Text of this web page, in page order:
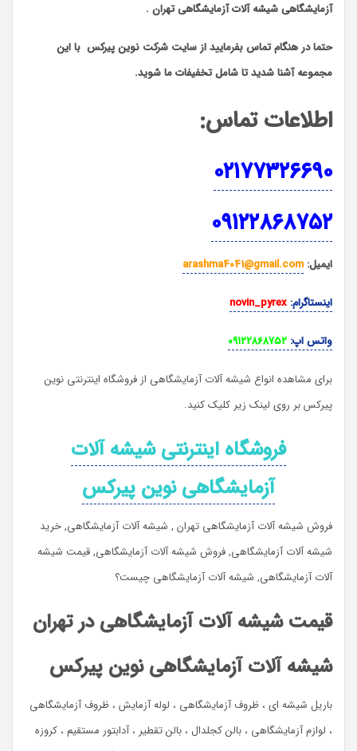
آزمایشگاهی شیشه آلات آزمایشگاهی تهران .
حتما در هنگام تماس بفرمایید از سایت شرکت نوین پیرکس با این
مجموعه آشنا شدید تا شامل تخفیفات ما شوید.
اطلاعات تماس:
۰۲۱۷۷۳۲۶۶۹۰
۰۹۱۲۲۸۶۸۷۵۲
ایمیل:
arashma4041@gmail.com
اینستاگرام:
novin_pyrex
واتس اپ: ۰۹۱۲۲۸۶۸۷۵۲
برای مشاهده انواع شیشه آلات آزمایشگاهی از فروشگاه اینترنتی نوین
پیرکس بر روی لینک زیر کلیک کنید.
فروشگاه اینترنتی شیشه آلات
آزمایشگاهی نوین پیرکس
فروش شیشه آلات آزمایشگاهی تهران , شیشه آلات آزمایشگاهی, خرید
شیشه آلات آزمایشگاهی, فروش شیشه آلات آزمایشگاهی, قیمت شیشه
آلات آزمایشگاهی, شیشه آلات آزمایشگاهی چیست؟
قیمت شیشه آلات آزمایشگاهی در تهران
شیشه آلات آزمایشگاهی نوین پیرکس
باریل شیشه ای ، ظروف آزمایشگاهی ، لوله آزمایش ، ظروف آزمایشگاهی
، لوازم آزمایشگاهی ، بالن کجلدال ، بالن تقطیر ، آدابتور مستقیم ، کروزه